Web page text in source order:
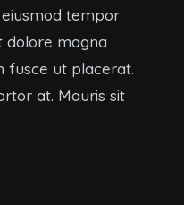
tempor
dolore magna
fusce ut placerat.
at. Mauris sit